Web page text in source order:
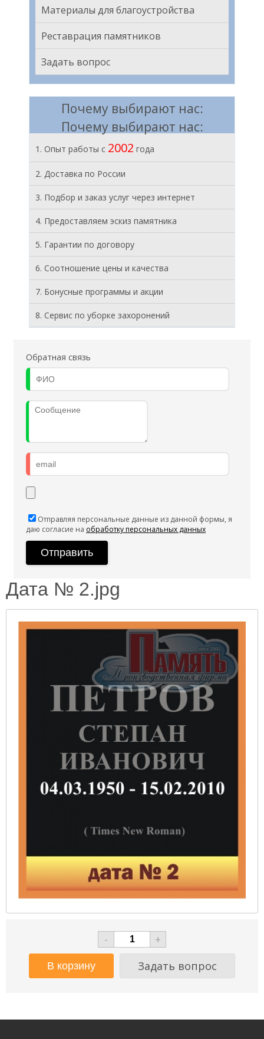
Материалы для благоустройства
Реставрация памятников
Задать вопрос
Почему выбирают нас:
Почему выбирают нас:
1. Опыт работы с 2002 года
2. Доставка по России
3. Подбор и заказ услуг через интернет
4. Предоставляем эскиз памятника
5. Гарантии по договору
6. Соотношение цены и качества
7. Бонусные программы и акции
8. Cервис по уборке захоронений
Обратная связь
Отправляя персональные данные из данной формы, я
даю согласие на обработку персональных данных
Дата № 2.jpg
-
+
Задать вопрос